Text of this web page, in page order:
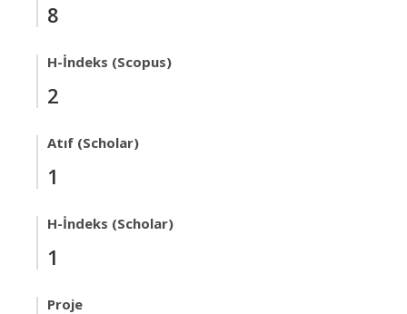
8
H-İndeks (Scopus)
2
Atıf (Scholar)
1
H-İndeks (Scholar)
1
Proje